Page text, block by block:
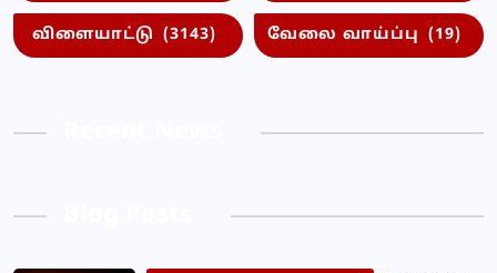
விளையாட்டு (3143) வேலை வாய்ப்பு (19)